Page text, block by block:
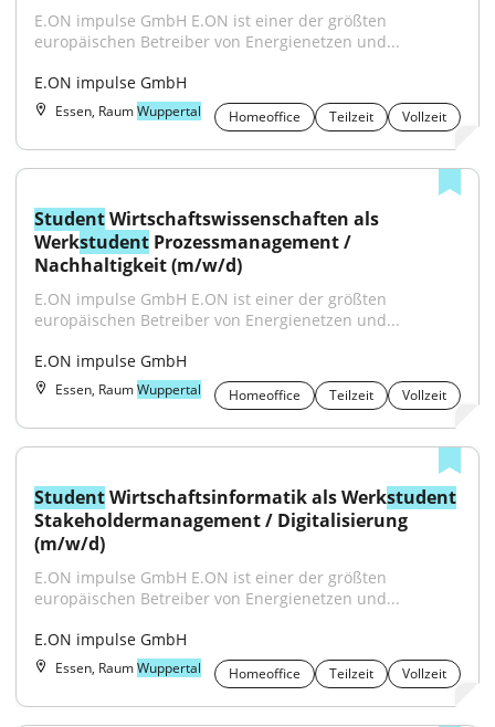
E.ON impulse GmbH E.ON ist einer der größten
europäischen Betreiber von Energienetzen und...
E.ON impulse GmbH
Essen, RaumWuppertal Homeoffice Teilzeit Vollzeit
Student Wirtschaftswissenschaften als
Werkstudent Prozessmanagement /
Nachhaltigkeit (m/w/d)
E.ON impulse GmbH E.ON ist einer der größten
europäischen Betreiber von Energienetzen und...
E.ON impulse GmbH
Essen, RaumWuppertal Homeoffice Teilzeit Vollzeit
Student Wirtschaftsinformatik als Werkstudent
Stakeholdermanagement / Digitalisierung
(m/w/d)
E.ON impulse GmbH E.ON ist einer der größten
europäischen Betreiber von Energienetzen und...
E.ON impulse GmbH
Essen, RaumWuppertal Homeoffice Teilzeit Vollzeit